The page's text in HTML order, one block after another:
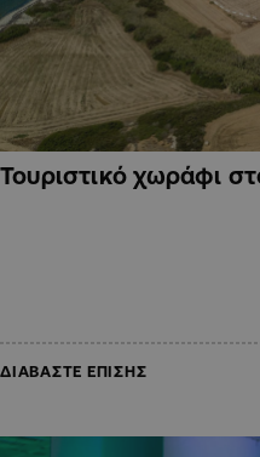
Τουριστικό χωράφι
ΔΙΑΒΑΣΤΕ ΕΠΙΣΗΣ